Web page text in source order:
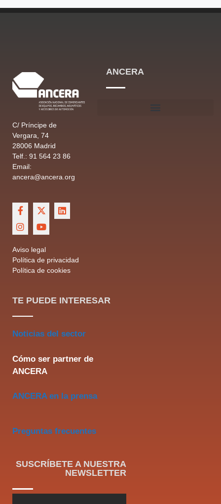
C/ Príncipe de
Vergara, 74
28006 Madrid
Telf.: 91 564 23 86
Email:
ancera@ancera.org
Aviso legal
Política de privacidad
Política de cookies
ANCERA
TE PUEDE INTERESAR
Noticias del sector
Cómo ser partner de
ANCERA
ANCERA en la prensa
Preguntas frecuentes
SUSCRÍBETE A NUESTRA
NEWSLETTER